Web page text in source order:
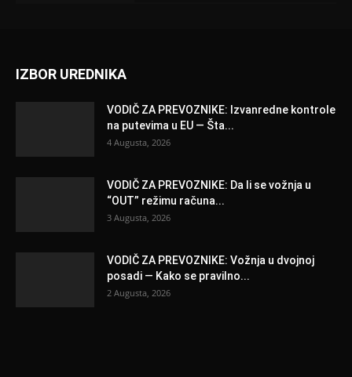
IZBOR UREDNIKA
VODIČ ZA PREVOZNIKE: Izvanredne kontrole
na putevima u EU — Šta...
4 Augusta, 2026
VODIČ ZA PREVOZNIKE: Da li se vožnja u
“OUT” režimu računa...
3 Augusta, 2026
VODIČ ZA PREVOZNIKE: Vožnja u dvojnoj
posadi — Kako se pravilno...
2 Augusta, 2026